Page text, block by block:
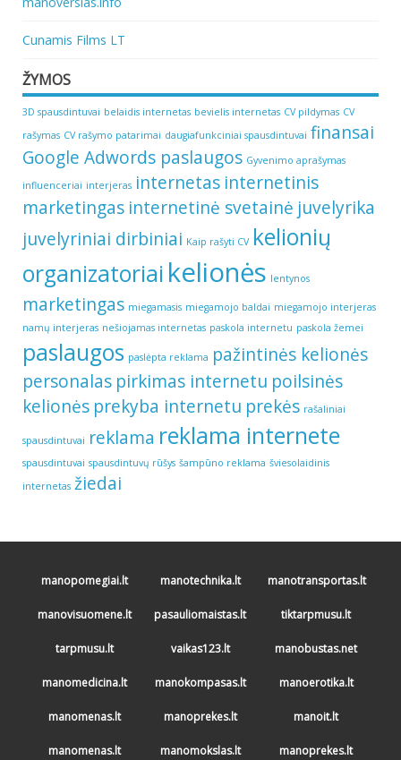
Cunamis Films LT
ŽYMOS
3D spausdintuvai belaidis internetas bevielis internetas CV pildymas CV
rašymas CV rašymo patarimai daugiafunkciniai spausdintuvai finansai
Google Adwords paslaugos Gyvenimo aprašymas
influenceriai interjeras internetas internetinis
marketingas internetinė svetainė juvelyrika
juvelyriniai dirbiniai Kaip rašyti CV kelionių
organizatoriai kelionės lentynos
marketingas miegamasis miegamojo baldai miegamojo interjeras
namų interjeras nešiojamas internetas paskola internetu paskola žemei
paslaugos paslėpta reklama pažintinės kelionės
personalas pirkimas internetu poilsinės
kelionės prekyba internetu prekės rašaliniai
spausdintuvai reklama reklama internete
spausdintuvai spausdintuvų rūšys šampūno reklama šviesolaidinis
internetas žiedai
manopomegiai.lt manotechnika.lt manotransportas.lt
manovisuomene.lt pasauliomaistas.lt tiktarpmusu.lt
tarpmusu.lt vaikas123.lt manobustas.net
manomedicina.lt manokompasas.lt manoerotika.lt
manomenas.lt manoprekes.lt manoit.lt
manomenas.lt manomokslas.lt manoprekes.lt